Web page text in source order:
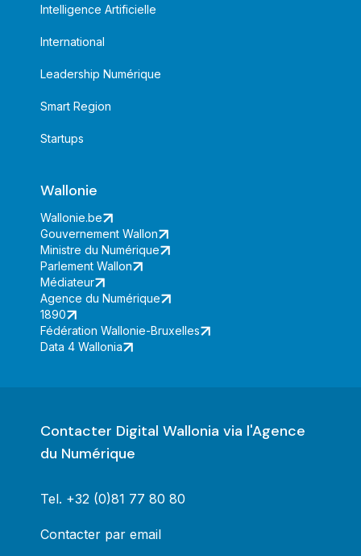
Intelligence Artificielle
International
Leadership Numérique
Smart Region
Startups
Wallonie
Wallonie.be
Gouvernement Wallon
Ministre du Numérique
Parlement Wallon
Médiateur
Agence du Numérique
1890
Fédération Wallonie-Bruxelles
Data 4 Wallonia
Contacter Digital Wallonia via l'Agence
du Numérique
Tel. +32 (0)81 77 80 80
Contacter par email